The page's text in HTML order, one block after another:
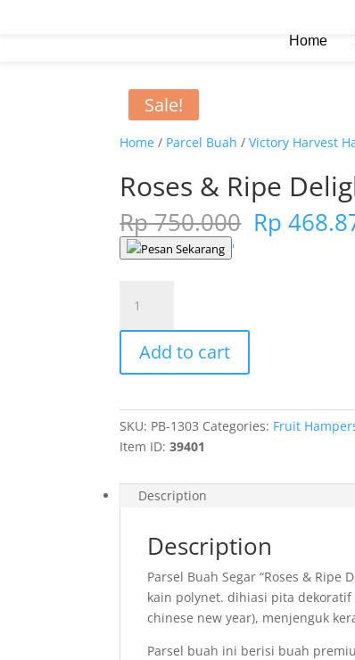
Home
Home / Parcel Buah /Victory Harvest
Sale!
Roses & Ripe
Rp750.000 Original
price
Rp
Pesan Sekarang '
Ripe
Delights
quantity
Add to cart
SKU: PB-1303 Categories: Fruit
Item ID:39401
Description
Description
Parsel Buah Segar “Roses &
kain polynet. dihiasi pita
chinese new year), menjenguk
Parsel buah ini berisi buah